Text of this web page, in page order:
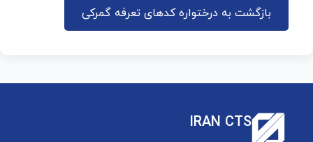
بازگشت به درختواره کدهای تعرفه گمرکی
IRAN CTS